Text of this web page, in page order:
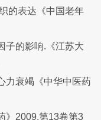
的表达《中国老年
子的影响.《江苏大
力衰竭《中华中医药
》2009,第13卷第3